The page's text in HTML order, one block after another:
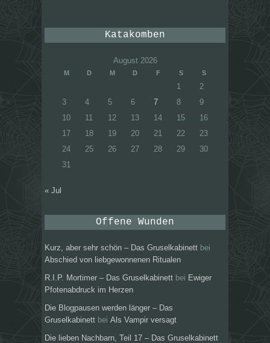
Katakomben
August 2026
M D M D F S S
1
2
3
4 5 6 7 8
9
10
11 12 13 14 15
16
17
18 19 20 21 22
23
24
25 26 27 28 29
30
31
« Jul
Offene Wunden
Kurz, aber sehr schön – Das Gruselkabinett bei
Abschied von liebgewonnenen Ritualen
R.I.P. Mortimer – Das Gruselkabinett bei Ewiger
Pfotenabdruck im Herzen
Die Blogpausen werden länger – Das
Gruselkabinett bei Als Vampir versagt
Die lieben Nachbarn, Teil 17 – Das Gruselkabinett